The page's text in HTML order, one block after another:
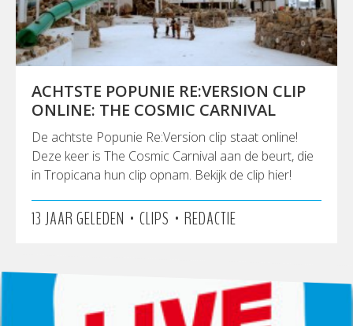
ACHTSTE POPUNIE RE:VERSION CLIP
ONLINE: THE COSMIC CARNIVAL
De achtste Popunie Re:Version clip staat online!
Deze keer is The Cosmic Carnival aan de beurt, die
in Tropicana hun clip opnam. Bekijk de clip hier!
13 JAAR GELEDEN • CLIPS • REDACTIE